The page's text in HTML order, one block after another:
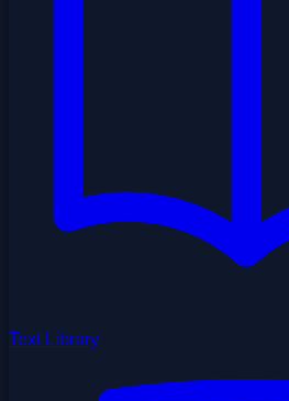
Text Library